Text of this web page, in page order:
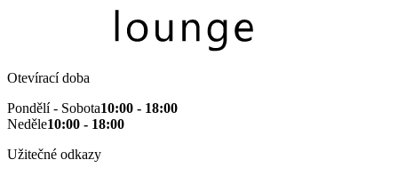
Otevírací doba
Pondělí - Sobota10:00 - 18:00
Neděle10:00 - 18:00
Užitečné odkazy